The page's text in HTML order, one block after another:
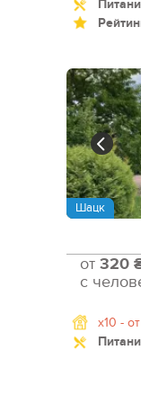
Шацк
от 320
с
x10 - от